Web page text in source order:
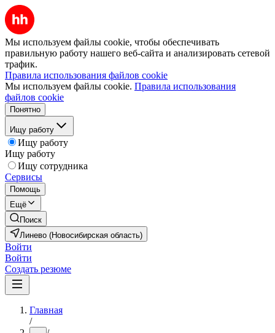
Мы используем файлы cookie, чтобы обеспечивать
правильную работу нашего веб-сайта и анализировать сетевой
трафик.
Правила использования файлов cookie
Мы используем файлы cookie. Правила использования
файлов cookie
Понятно
Ищу работу
Ищу работу
Ищу работу
Ищу сотрудника
Сервисы
Помощь
Ещё
Поиск
Линево (Новосибирская область)
Войти
Войти
Создать резюме
Главная
/